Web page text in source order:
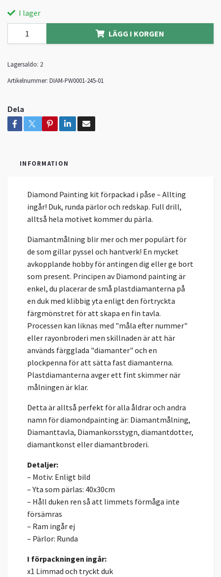
I lager
LÄGG I KORGEN
Lagersaldo: 2
Artikelnummer: DIAM-PW0001-245-01
Dela
INFORMATION
Diamond Painting kit förpackad i påse – Allting
ingår! Duk, runda pärlor och redskap. Full drill,
alltså hela motivet kommer du pärla.
Diamantmålning blir mer och mer populärt för
de som gillar pyssel och hantverk! En mycket
avkopplande hobby för antingen dig eller ge bort
som present. Principen av Diamond painting är
enkel, du placerar de små plastdiamanterna på
en duk med klibbig yta enligt den förtryckta
färgmönstret för att skapa en fin tavla.
Processen kan liknas med "måla efter nummer"
eller rayonbroderi men skillnaden är att här
används färgglada "diamanter" och en
plockpenna för att sätta fast diamanterna.
Plastdiamanterna avger ett fint skimmer när
målningen är klar.
Detta är alltså perfekt för alla åldrar och andra
namn för diamondpainting är: Diamantmålning,
Diamanttavla, Diamankorsstygn, diamantdotter,
diamantkonst eller diamantbroderi.
Detaljer:
– Motiv: Enligt bild
– Yta som pärlas: 40x30cm
– Håll duken ren så att limmets förmåga inte
försämras
– Ram ingår ej
– Pärlor: Runda
I förpackningen ingår:
x1 Limmad och tryckt duk